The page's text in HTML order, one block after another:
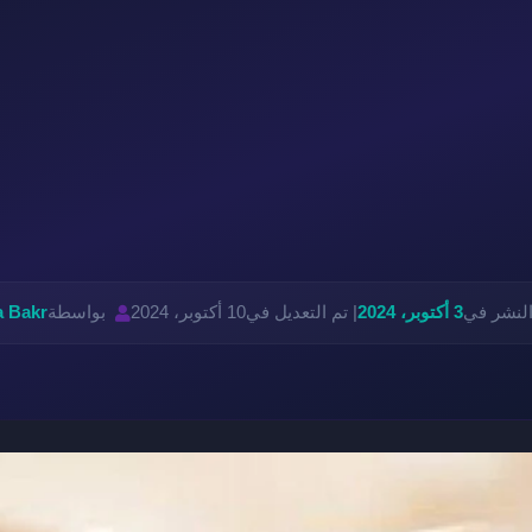
في3 أكتوبر، 2024 | تم التعديل في10 أكتوبر، 2024 بواسطةBakr